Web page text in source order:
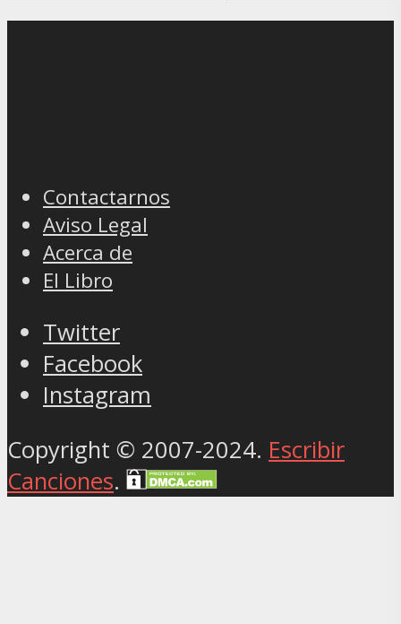
Contactarnos
Aviso Legal
Acerca de
El Libro
Twitter
Facebook
Instagram
Copyright © 2007-2024. Escribir
Canciones.